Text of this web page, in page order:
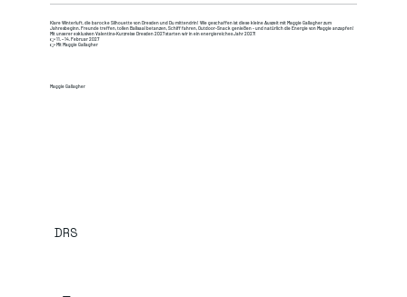
Klare Winterluft, die barocke Silhouette von Dresden und Du mittendrin! Wie geschaffen ist diese kleine Auszeit mit Maggie Gallagher zum
Jahresbeginn. Freunde treffen, tollen Ballsaal betanzen, Schiff fahren, Outdoor-Snack genießen - und natürlich die Energie von Maggie anzapfen!
Mit unserer exklusiven Valentins-Kurzreise Dresden 2027 starten wir in ein energiereiches Jahr 2027!
👉 11. – 14. Februar 2027
👉 Mit Maggie Gallagher
Maggie Gallagher
DRS